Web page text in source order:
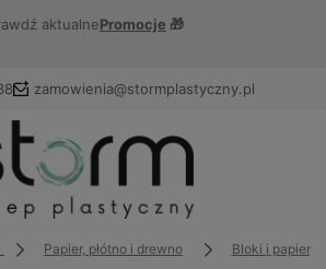
aktualnePromocje 🎁
zamowienia@stormplastyczny.pl
Zaloguj się
Papier, płótno i drewno Bloki i papiery